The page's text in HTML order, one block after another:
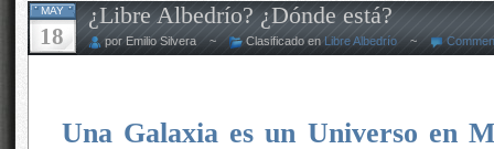
MAY
18
¿Libre Albedrío? ¿Dónde está?
por Emilio Silvera ~ Clasificado en Libre Albedrío ~
Una Galaxia es un Universo en